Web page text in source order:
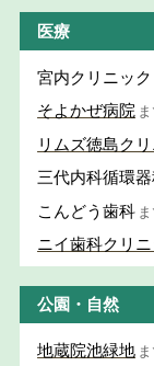
医療
宮内クリニック
そよかぜ病院
リムズ徳島ク
三代内科循環
こんどう歯科
ニイ歯科クリニ
公園・自然
地蔵院池緑地